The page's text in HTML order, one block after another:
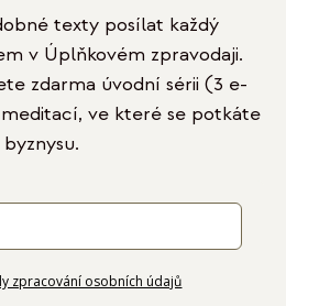
texty posílat každý
v Úplňkovém zpravodaji.
zdarma úvodní sérii (3 e-
ve které se potkáte
zpracování osobních údajů